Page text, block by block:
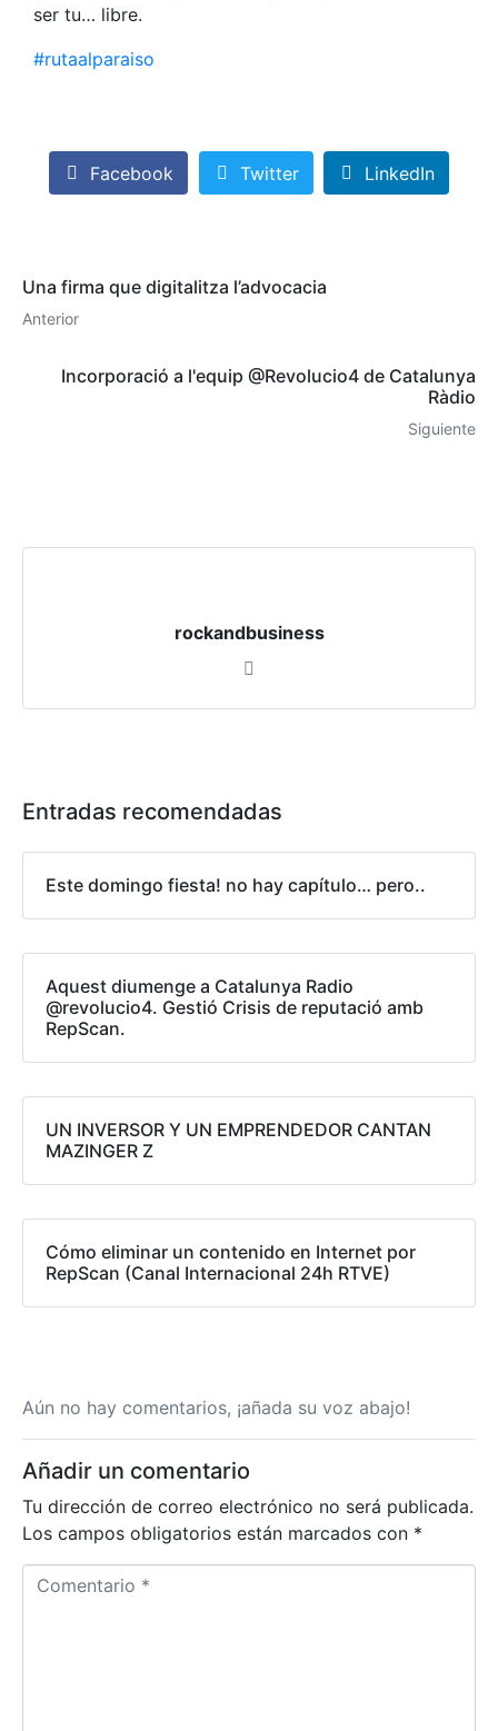
ser tu… libre. ‬
#rutaalparaiso
Facebook Twitter LinkedIn
Una firma que digitalitza l’advocacia
Anterior
Incorporació a l'equip @Revolucio4 de Catalunya
Ràdio
Siguiente
rockandbusiness
Entradas recomendadas
Este domingo fiesta! no hay capítulo… pero..
Aquest diumenge a Catalunya Radio
@revolucio4. Gestió Crisis de reputació amb
RepScan.
UN INVERSOR Y UN EMPRENDEDOR CANTAN
MAZINGER Z
Cómo eliminar un contenido en Internet por
RepScan (Canal Internacional 24h RTVE)
Aún no hay comentarios, ¡añada su voz abajo!
Añadir un comentario
Tu dirección de correo electrónico no será publicada.
Los campos obligatorios están marcados con *